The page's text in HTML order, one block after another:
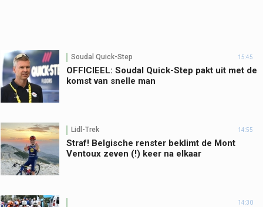
Soudal Quick-Step 15:45
OFFICIEEL: Soudal Quick-Step pakt uit met de
komst van snelle man
Lidl-Trek 14:55
Straf! Belgische renster beklimt de Mont
Ventoux zeven (!) keer na elkaar
14:30